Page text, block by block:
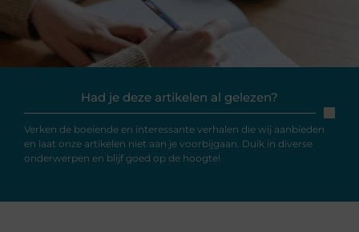
Had je deze artikelen al gelezen?
Verken de boeiende en interessante verhalen die wij aanbieden
en laat onze artikelen niet aan je voorbijgaan. Duik in diverse
onderwerpen en blijf goed op de hoogte!